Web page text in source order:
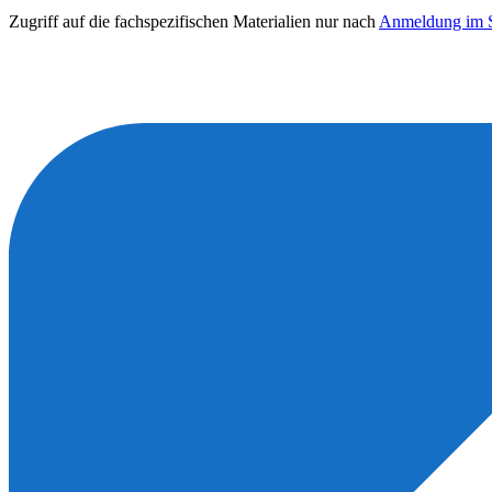
Zugriff auf die fachspezifischen Materialien nur nach Anmeldung im